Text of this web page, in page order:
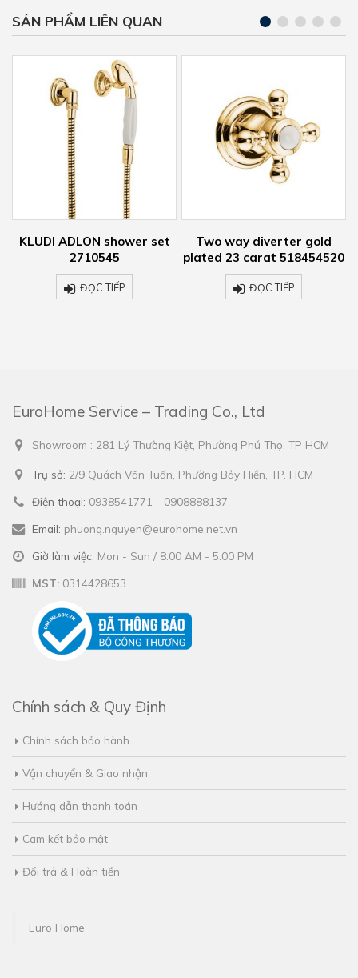
SẢN PHẨM LIÊN QUAN
ADLON shower set
2710545
ĐỌC TIẾP
Two way diverter gold
plated 23 carat 518454520
ĐỌC TIẾP
EuroHome Service – Trading Co., Ltd
Showroom : 281 Lý Thường Kiệt, Phường Phú Thọ, TP HCM
Trụ sở: 2/9 Quách Văn Tuấn, Phường Bảy Hiền, TP. HCM
Điện thoại: 0938541771 - 0908888137
Email: phuong.nguyen@eurohome.net.vn
Giờ làm việc: Mon - Sun / 8:00 AM - 5:00 PM
MST: 0314428653
Chính sách & Quy Định
Chính sách bảo hành
Vận chuyển & Giao nhận
Hướng dẫn thanh toán
Cam kết bảo mật
Đổi trả & Hoàn tiền
Euro Home